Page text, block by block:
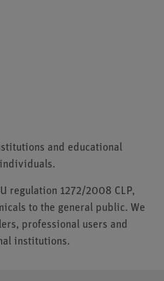
and educational
regulation 1272/2008 CLP,
to the general public. We
professional users and
institutions.